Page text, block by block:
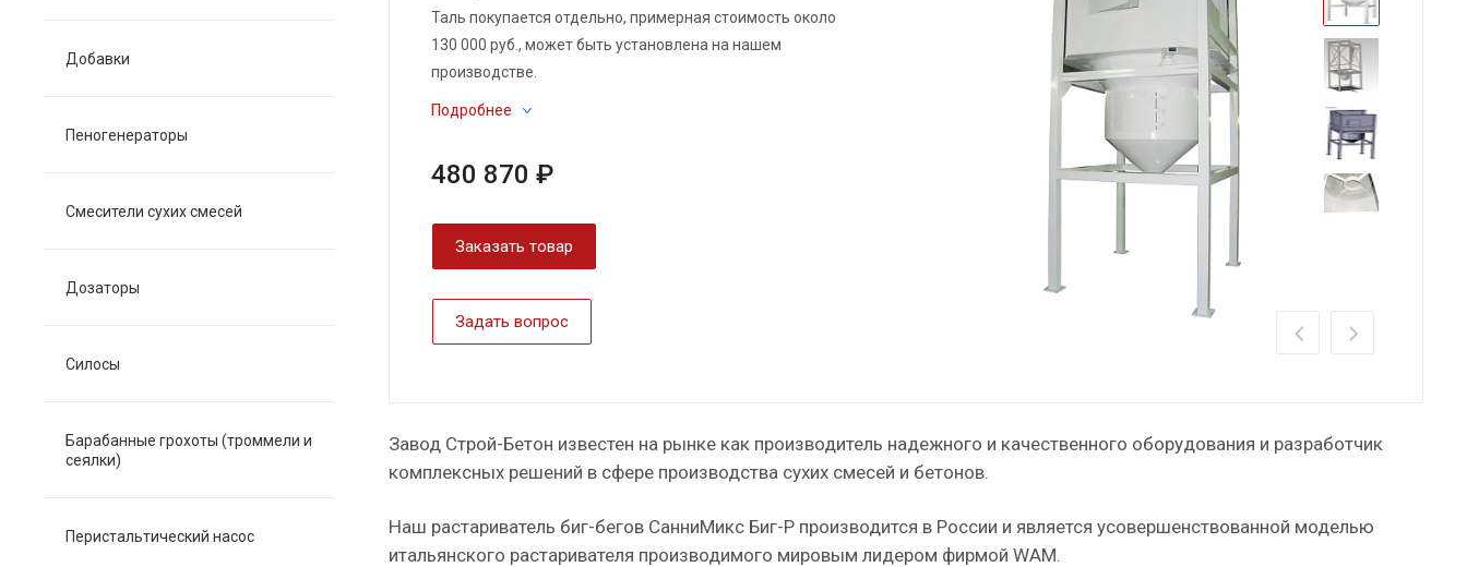
Таль покупается отдельно, примерная стоимость около
130 000 руб., может быть установлена на нашем
производстве.
Подробнее
480 870 ₽
Заказать товар
Задать вопрос
Завод Строй-Бетон известен на рынке как производитель надежного и качественного оборудования и разработчик
комплексных решений в сфере производства сухих смесей и бетонов.
Наш растариватель биг-бегов СанниМикс Биг-Р производится в России и является усовершенствованной моделью
итальянского растаривателя производимого мировым лидером фирмой WAM.
Добавки
Пеногенераторы
Смесители сухих смесей
Дозаторы
Силосы
Барабанные грохоты (троммели и
сеялки)
Перистальтический насос